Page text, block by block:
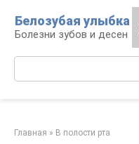
контенту
Белозубая улыбка
Болезни зубов и десен
Главная » В полости рта